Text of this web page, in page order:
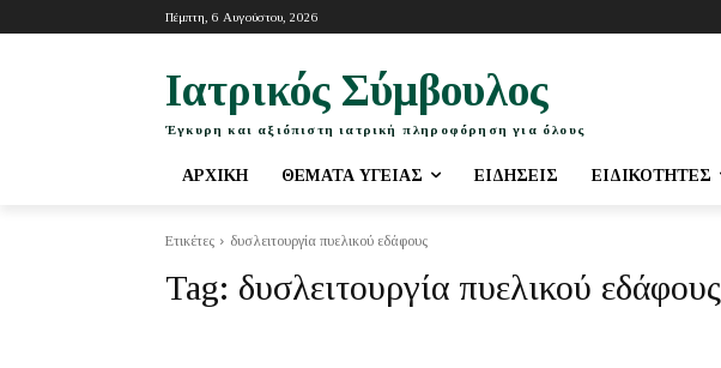
Πέμπτη, 6 Αυγούστου, 2026
Ιατρικός Σύμβουλος
Έγκυρη και αξιόπιστη ιατρική πληροφόρηση για όλους
ΑΡΧΙΚΉ ΘΈΜΑΤΑ ΥΓΕΊΑΣ ΕΙΔΉΣΕΙΣ ΕΙΔΙΚΌΤΗΤΕΣ
Ετικέτες δυσλειτουργία πυελικού εδάφους
Tag: δυσλειτουργία πυελικού εδάφους